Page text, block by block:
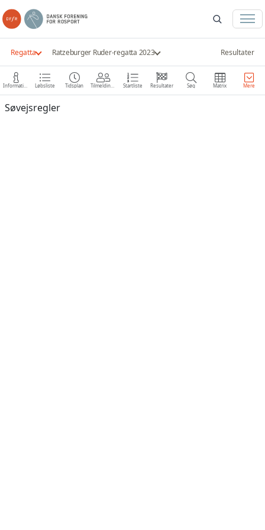
Regatta Ratzeburger Ruder-regatta 2023 Resultater
Information Løbsliste Tidsplan Tilmeldinger Startliste Resultater Søg Matrix Mere
Søvejsregler